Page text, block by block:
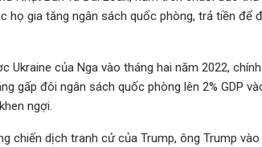
họ gia tăng ngân sách quốc phòng, trả tiền để
Ukraine của Nga vào tháng hai năm 2022,
gấp đôi ngân sách quốc phòng lên 2% GDP
ngợi.
chiến dịch tranh cử của Trump, ông Trump